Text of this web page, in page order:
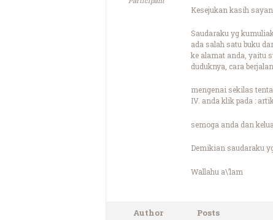
Kesejukan kasih
Saudaraku yg
ada salah satu buku
ke alamat anda, yaitu
duduknya, cara
mengenai sekilas
IV. anda klik pada :
semoga anda dan
Demikian saudaraku
Wallahu a\’lam
Author Posts